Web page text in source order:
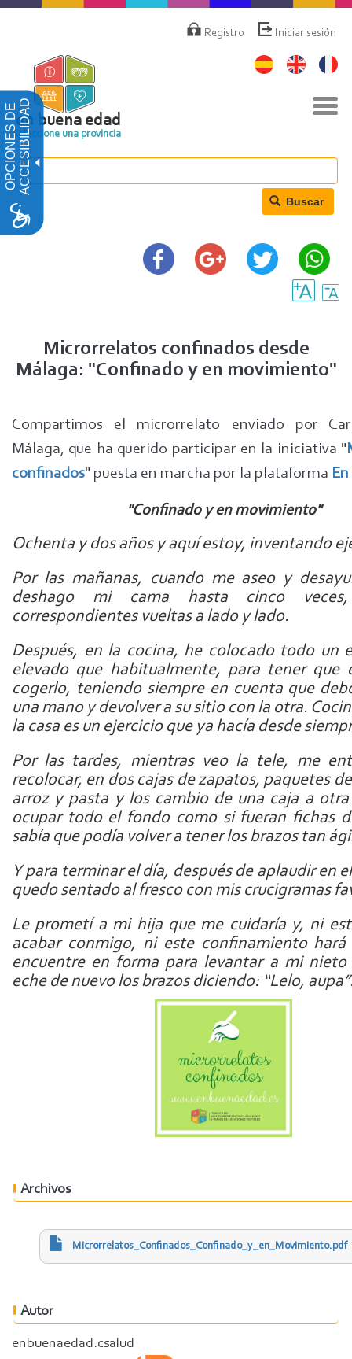
OPCIONES DEACCESIBILIDAD
Pasar
contenido
principal
deRegistro Iniciar sesión
en buena edad
Seleccione una provincia
Buscar
Microrrelatos confinados desde
Málaga: "Confinado y en movimiento"
Compartimos el microrrelato enviado por
Málaga, que ha querido participar en la iniciativa "
confinados" puesta en marcha por la plataforma
"Confinado y en movimiento"
Ochenta y dos años y aquí estoy, inventando
Por las mañanas, cuando me aseo y
deshago mi cama hasta cinco
correspondientes vueltas a lado y lado.
Después, en la cocina, he colocado todo un
elevado que habitualmente, para tener que
cogerlo, teniendo siempre en cuenta que
una mano y devolver a su sitio con la otra.
la casa es un ejercicio que ya hacía desde
Por las tardes, mientras veo la tele, me
recolocar, en dos cajas de zapatos, paquetes
arroz y pasta y los cambio de una caja a
ocupar todo el fondo como si fueran fichas
sabía que podía volver a tener los brazos tan
Y para terminar el día, después de aplaudir en
quedo sentado al fresco con mis crucigramas
Le prometí a mi hija que me cuidaría y, ni
acabar conmigo, ni este confinamiento
encuentre en forma para levantar a mi nieto
eche de nuevo los brazos diciendo: “Lelo,
Archivos
Microrrelatos_Confinados_Confinado_y_en_Movimiento.pdf
Autor
enbuenaedad.csalud